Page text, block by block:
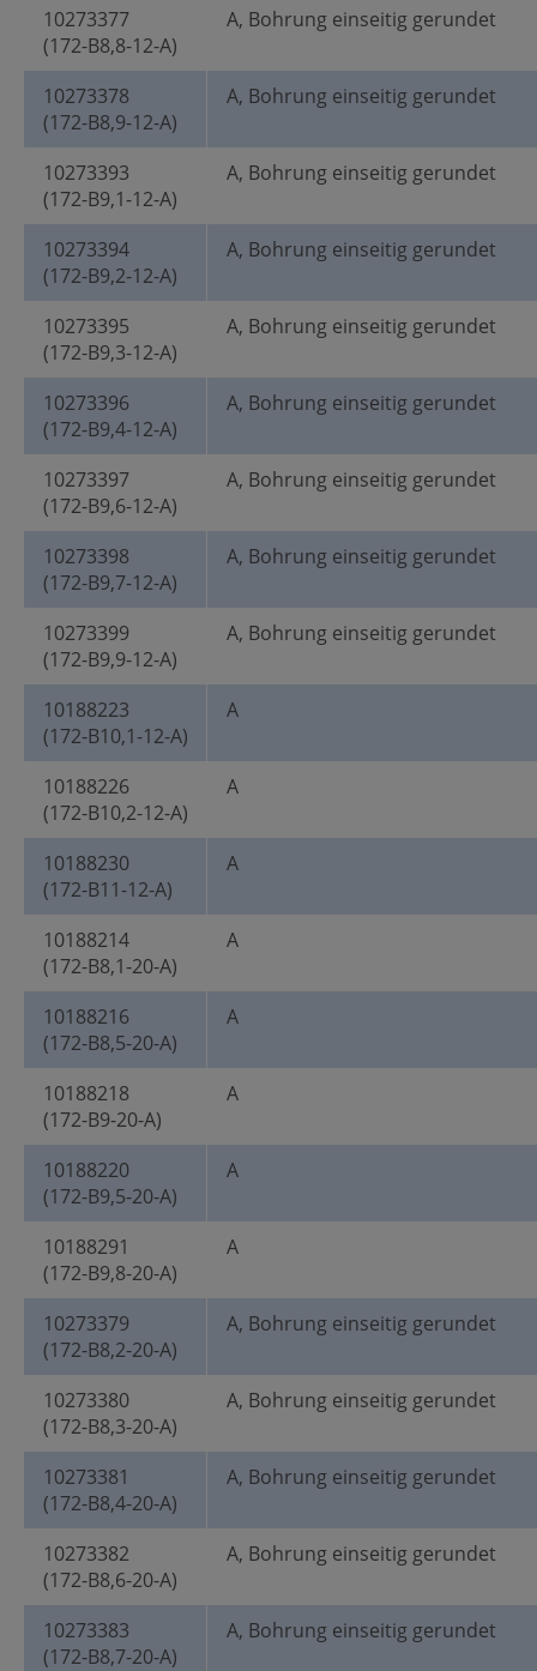
10273377
(172-B8,8-12-A)
A, Bohrung einseitig gerundet
10273378
(172-B8,9-12-A)
A, Bohrung einseitig gerundet
10273393
(172-B9,1-12-A)
A, Bohrung einseitig gerundet
10273394
(172-B9,2-12-A)
A, Bohrung einseitig gerundet
10273395
(172-B9,3-12-A)
A, Bohrung einseitig gerundet
10273396
(172-B9,4-12-A)
A, Bohrung einseitig gerundet
10273397
(172-B9,6-12-A)
A, Bohrung einseitig gerundet
10273398
(172-B9,7-12-A)
A, Bohrung einseitig gerundet
10273399
(172-B9,9-12-A)
A, Bohrung einseitig gerundet
10188223
(172-B10,1-12-A)
A
10188226
(172-B10,2-12-A)
A
10188230
(172-B11-12-A)
A
10188214
(172-B8,1-20-A)
A
10188216
(172-B8,5-20-A)
A
10188218
(172-B9-20-A)
A
10188220
(172-B9,5-20-A)
A
10188291
(172-B9,8-20-A)
A
10273379
(172-B8,2-20-A)
A, Bohrung einseitig gerundet
10273380
(172-B8,3-20-A)
A, Bohrung einseitig gerundet
10273381
(172-B8,4-20-A)
A, Bohrung einseitig gerundet
10273382
(172-B8,6-20-A)
A, Bohrung einseitig gerundet
10273383
(172-B8,7-20-A)
A, Bohrung einseitig gerundet